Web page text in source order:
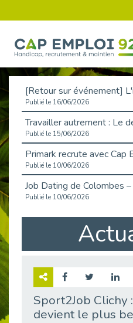
Publié le 16/06/2026
Publié le 15/06/2026
Publié le 10/06/2026
Publié le 10/06/2026
Publié le 09/06/2026
Sport2Job Clichy
devient le plus